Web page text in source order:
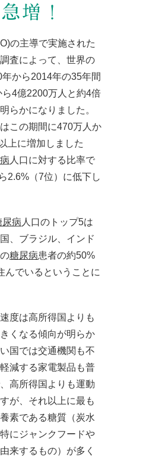
増！
の主導で実施された
査によって、世界の
年から2014年の35年間
4億2200万人と約4倍
らかになりました。
はこの期間に470万人か
上に増加しました
人口に対する比率で
2.6%（7位）に低下し
尿病 人口のトップ5は
、ブラジル、インド
糖尿病患者の約50%
んでいるということに
度は高所得国よりも
くなる傾向が明らか
国では交通機関も不
減する家電製品も普
高所得国よりも運動
が、それ以上に最も
素である糖質（炭水
にジャンクフードや
来するもの）が多く